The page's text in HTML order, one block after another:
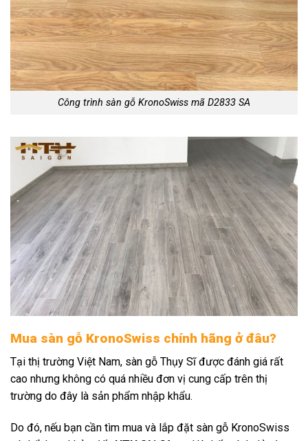
Công trình sàn gỗ KronoSwiss mã D2833 SA
Mua sàn gỗ KronoSwiss chính hãng ở đâu?
Tại thị trường Việt Nam, sàn gỗ Thụy Sĩ được đánh giá rất
cao nhưng không có quá nhiều đơn vị cung cấp trên thị
trường do đây là sản phẩm nhập khẩu.
Do đó, nếu bạn cần tìm mua và lắp đặt sàn gỗ KronoSwiss